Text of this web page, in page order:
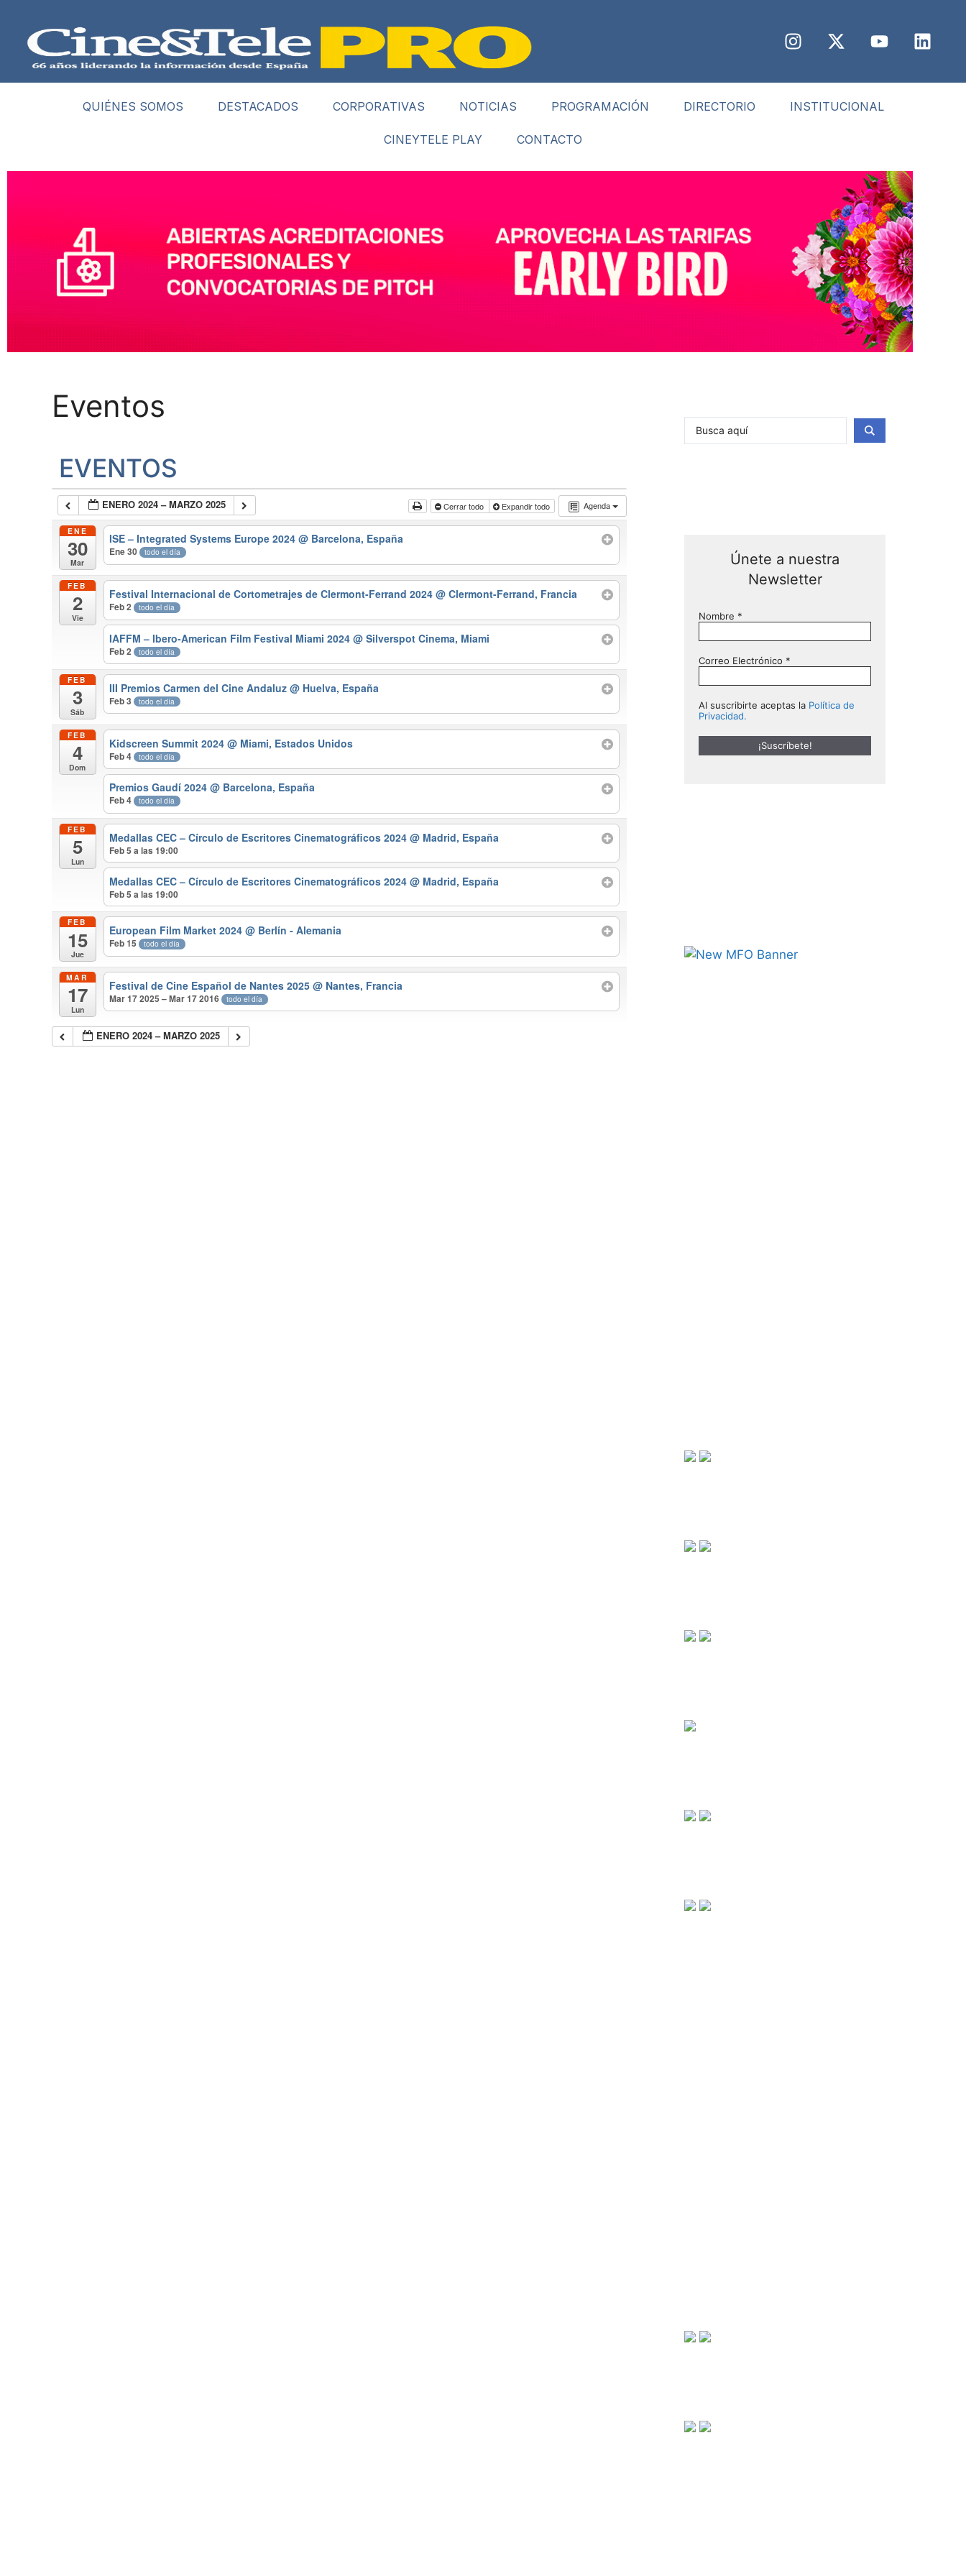
QUIÉNES SOMOS DESTACADOS CORPORATIVAS NOTICIAS PROGRAMACIÓN DIRECTORIO INSTITUCIONAL
CINEYTELE PLAY CONTACTO
Eventos
EVENTOS
Agenda
ENERO 2024 – MARZO 2025 Cerrar todo Expandir todo
ENE
30
Mar
ISE – Integrated Systems Europe 2024@ Barcelona, España
Ene 30 todo el día
FEB
2
Vie
Festival Internacional de Cortometrajes de Clermont-Ferrand 2024@ Clermont-Ferrand, Francia
Feb 2 todo el día
IAFFM – Ibero-American Film Festival Miami 2024@ Silverspot Cinema, Miami
Feb 2 todo el día
FEB
3
Sáb
III Premios Carmen del Cine Andaluz@ Huelva, España
Feb 3 todo el día
FEB
4
Dom
Kidscreen Summit 2024@ Miami, Estados Unidos
Feb 4 todo el día
Premios Gaudí 2024@ Barcelona, España
Feb 4 todo el día
FEB
5
Lun
Medallas CEC – Círculo de Escritores Cinematográficos 2024@ Madrid, España
Feb 5 a las 19:00
Medallas CEC – Círculo de Escritores Cinematográficos 2024@ Madrid, España
Feb 5 a las 19:00
FEB
15
Jue
European Film Market 2024@ Berlín - Alemania
Feb 15 todo el día
MAR
17
Lun
Festival de Cine Español de Nantes 2025@ Nantes, Francia
Mar 17 2025 – Mar 17 2016 todo el día
ENERO 2024 – MARZO 2025
Únete a nuestra
Newsletter
Nombre *
Correo Electrónico *
Al suscribirte aceptas la Política de
Privacidad.